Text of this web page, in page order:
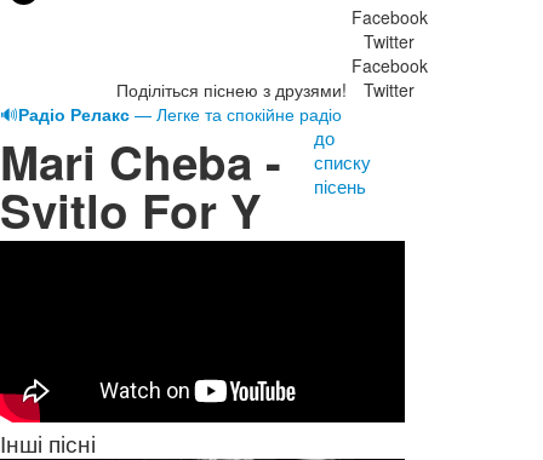
Поділіться піснею з друзями!
Facebook
Twitter
Facebook
Twitter
🔊Радіо Релакс — Легке та спокійне радіо
Mari Cheba -
Svitlo For Y
до
списку
пісень
Інші пісні